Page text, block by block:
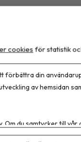
om
forskarna saknas
hälsan eller
och används i
med typ 2-
minska behovet av
av
cookies för statistik
förbättra din
av hemsidan
. Om du samtycker till vår
du den möjligheten